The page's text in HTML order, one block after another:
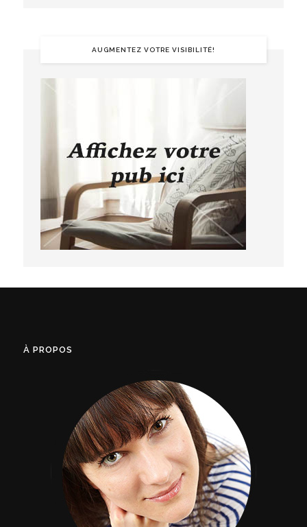
AUGMENTEZ VOTRE VISIBILITÉ!
À PROPOS